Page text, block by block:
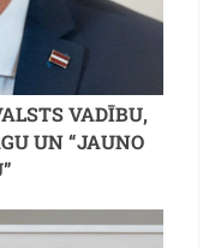
VADĪBU,
UN “JAUNO